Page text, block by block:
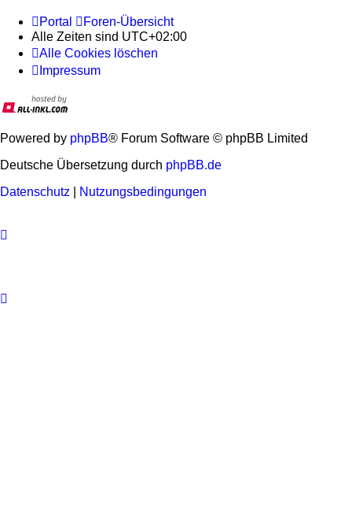
Portal
Foren-Übersicht
Alle Zeiten sind UTC+02:00
Alle Cookies löschen
Impressum
Powered by phpBB® Forum Software © phpBB Limited
Deutsche Übersetzung durch phpBB.de
Datenschutz
Nutzungsbedingungen